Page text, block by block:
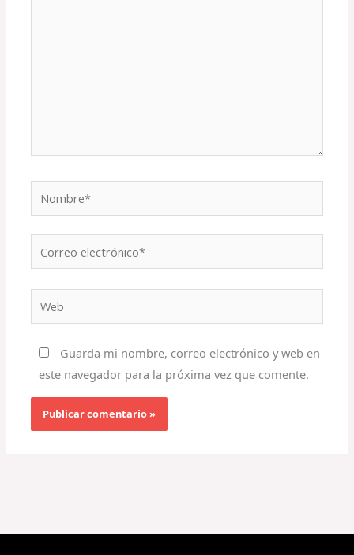
electrónico*
Guarda mi nombre, correo electrónico y web en
este navegador para la próxima vez que comente.